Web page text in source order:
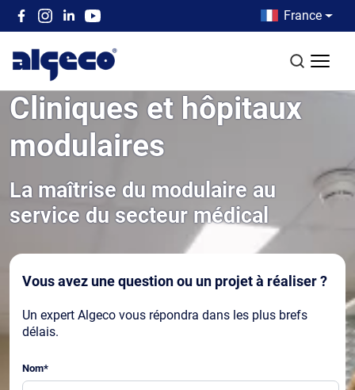
Aller au contenu principal
Top left menu
Country menu
France
Cliniques et hôpitaux
modulaires
La maîtrise du modulaire au
service du secteur médical
Vous avez une question ou un projet à réaliser ?
Un expert Algeco vous répondra dans les plus brefs
délais.
Nom*